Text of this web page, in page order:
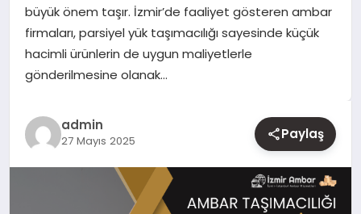
büyük önem taşır. İzmir’de faaliyet gösteren ambar
firmaları, parsiyel yük taşımacılığı sayesinde küçük
hacimli ürünlerin de uygun maliyetlerle
gönderilmesine olanak…
admin
27 Mayıs 2025 Paylaş